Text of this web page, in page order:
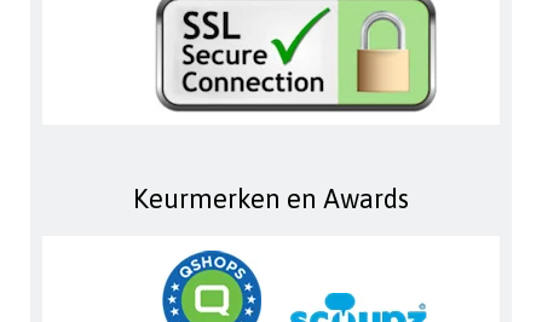
Keurmerken en Awards